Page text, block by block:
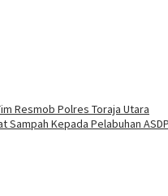
Resmob Polres Toraja Utara
Sampah Kepada Pelabuhan